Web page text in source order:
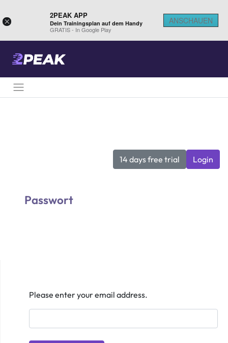
×
2PEAK APP
Dein Trainingsplan auf dem Handy
GRATIS - In Google Play
ANSCHAUEN
14 days free trial Login
Passwort
Please enter your email address.